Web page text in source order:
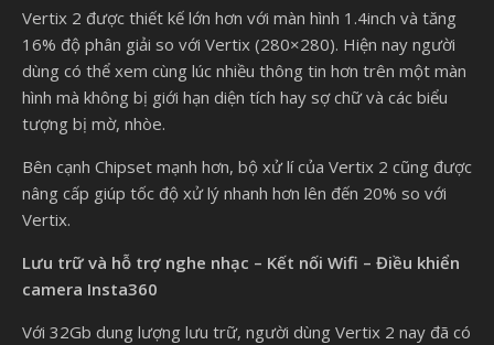
Vertix 2 được thiết kế lớn hơn với màn hình 1.4inch và tăng
16% độ phân giải so với Vertix (280×280). Hiện nay người
dùng có thể xem cùng lúc nhiều thông tin hơn trên một màn
hình mà không bị giới hạn diện tích hay sợ chữ và các biểu
tượng bị mờ, nhòe.
Bên cạnh Chipset mạnh hơn, bộ xử lí của Vertix 2 cũng được
nâng cấp giúp tốc độ xử lý nhanh hơn lên đến 20% so với
Vertix.
Lưu trữ và hỗ trợ nghe nhạc – Kết nối Wifi – Điều khiển
camera Insta360
Với 32Gb dung lượng lưu trữ, người dùng Vertix 2 nay đã có